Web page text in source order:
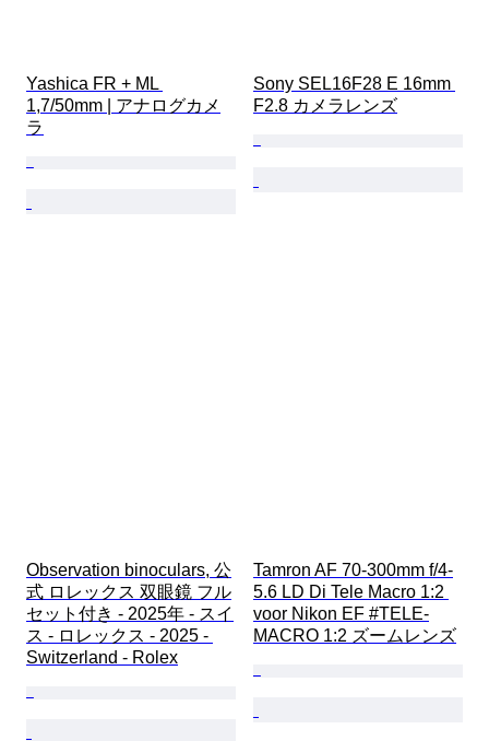
Yashica FR + ML
1,7/50mm | アナログカメ
ラ
Sony SEL16F28 E 16mm
F2.8 カメラレンズ
Observation binoculars, 公
式 ロレックス 双眼鏡 フル
セット付き - 2025年 - スイ
ス - ロレックス - 2025 -
Switzerland - Rolex
Tamron AF 70-300mm f/4-
5.6 LD Di Tele Macro 1:2
voor Nikon EF #TELE-
MACRO 1:2 ズームレンズ